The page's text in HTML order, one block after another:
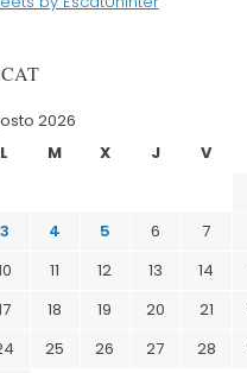
2026
L
M X J V
3
4 5 6 7
11 12 13 14
18 19 20 21
25 26 27 28